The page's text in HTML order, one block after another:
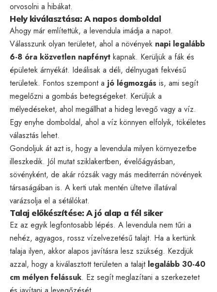
orvosolni a hibákat.
Hely kiválasztása: A napos domboldal
Ahogy már említettük, a levendula imádja a napot.
Válasszunk olyan területet, ahol a növények napi legalább
6-8 óra közvetlen napfényt kapnak. Kerüljük a fák és
épületek árnyékát. Ideálisak a déli, délnyugati fekvésű
területek. Fontos szempont a jó légmozgás is, ami segít
megelőzni a gombás betegségeket. Kerüljük a
mélyedéseket, ahol megállhat a hideg levegő vagy a víz.
Egy enyhe domboldal, ahol a víz könnyen elfolyik, tökéletes
választás lehet.
Gondoljuk át azt is, hogy a levendula milyen környezetbe
illeszkedik. Jól mutat sziklakertben, évelőágyásban,
sövényként, de akár rózsák vagy más mediterrán növények
társaságában is. A kerti utak mentén ültetve illatával
varázsolja el a sétálókat.
Talaj előkészítése: A jó alap a fél siker
Ez az egyik legfontosabb lépés. A levendula nem tűri a
nehéz, agyagos, rossz vízelvezetésű talajt. Ha a kertünk
talaja ilyen, akkor alapos javításra lesz szükség. Kezdjük
azzal, hogy a kiválasztott területen a talajt legalább 30-40
cm mélyen felássuk. Ez segít meglazítani a szerkezetet